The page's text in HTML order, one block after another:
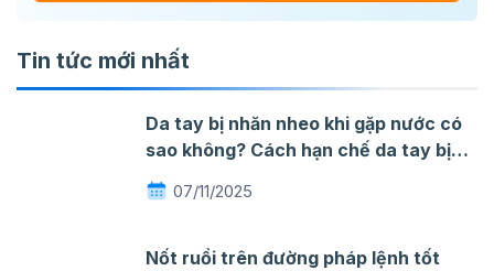
Tin tức mới nhất
Da tay bị nhăn nheo khi gặp nước có
sao không? Cách hạn chế da tay bị
nhăn khi gặp nước
07/11/2025
Nốt ruồi trên đường pháp lệnh tốt